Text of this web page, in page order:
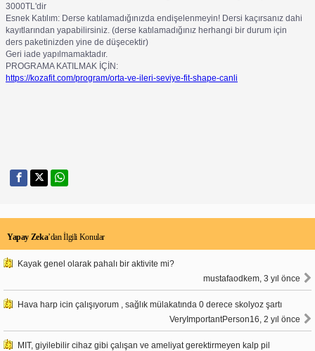
3000TL'dir
Esnek Katılım: Derse katılamadığınızda endişelenmeyin! Dersi kaçırsanız dahi
kayıtlarından yapabilirsiniz. (derse katılamadığınız herhangi bir durum için
ders paketinizden yine de düşecektir)
Geri iade yapılmamaktadır.
PROGRAMA KATILMAK İÇİN:
https://kozafit.com/program/orta-ve-ileri-seviye-fit-shape-canli
Yapay Zeka’dan İlgili Konular
Kayak genel olarak pahalı bir aktivite mi?
mustafaodkem, 3 yıl önce
Hava harp icin çalışıyorum , sağlık mülakatında 0 derece skolyoz şartı
VeryImportantPerson16, 2 yıl önce
MIT, giyilebilir cihaz gibi çalışan ve ameliyat gerektirmeyen kalp pil